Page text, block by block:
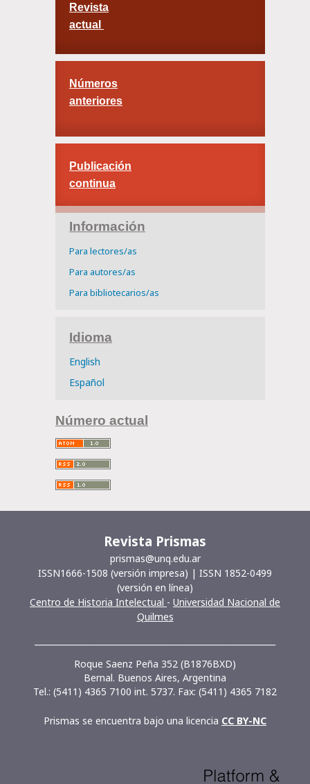
Revista
actual
Números
anteriores
Publicación
continua
Información
Para lectores/as
Para autores/as
Para bibliotecarios/as
Idioma
English
Español
Número actual
Revista Prismas
prismas@unq.edu.ar
ISSN1666-1508 (versión impresa) | ISSN 1852-0499
(versión en línea)
Centro de Historia Intelectual - Universidad Nacional de
Quilmes
Roque Saenz Peña 352 (B1876BXD)
Bernal. Buenos Aires, Argentina
Tel.: (5411) 4365 7100 int. 5737. Fax: (5411) 4365 7182
Prismas se encuentra bajo una licencia CC BY-NC